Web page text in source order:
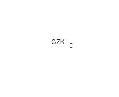
CZK